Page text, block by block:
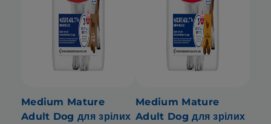
Medium Mature
Adult Dog для зрілих
Medium Mature
Adult Dog для зрілих